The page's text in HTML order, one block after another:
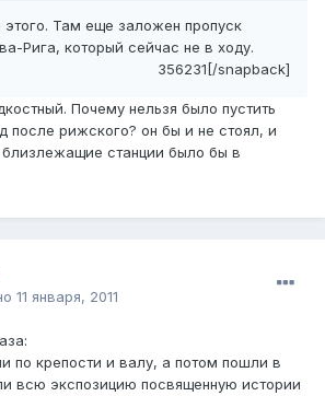
этого. Там еще заложен пропуск
Рига, который сейчас не в ходу.
356231[/snapback]
Почему нельзя было пустить
после рижского? он бы и не стоял, и
станции было бы в
11 января, 2011
по крепости и валу, а потом пошли в
всю экспозицию посвященную истории